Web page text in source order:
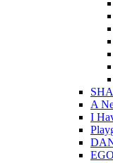
A
I